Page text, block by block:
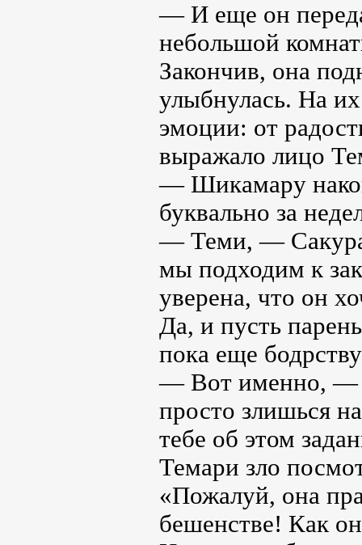
— И еще он
небольшой
Закончив, она
улыбнулась. На
эмоции: от
выражало лицо
— Шикамару
буквально за
— Теми, — Сакура
мы подходим к
уверена, что он
Да, и пусть
пока еще
— Вот именно, —
просто злишься
тебе об этом
Темари зло
«Пожалуй, она
бешенстве! Как